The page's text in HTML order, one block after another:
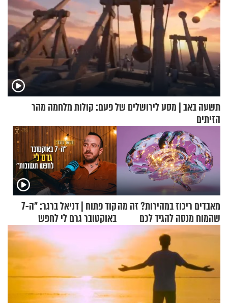
תשעה באב | מסע לירושלים של פעם: קולות מלחמה מהר
הזיתים
מאבדים ריכוז במהירות? זה מה
שהמוח מנסה להגיד לכם
קוד פתוח | דניאל ברגר: "ה-7
באוקטובר גרם לי לחפש